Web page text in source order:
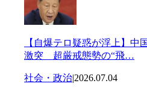
【自爆テロ疑惑が浮上】中
激突 超厳戒態勢の“飛…
社会・政治|2026.07.04